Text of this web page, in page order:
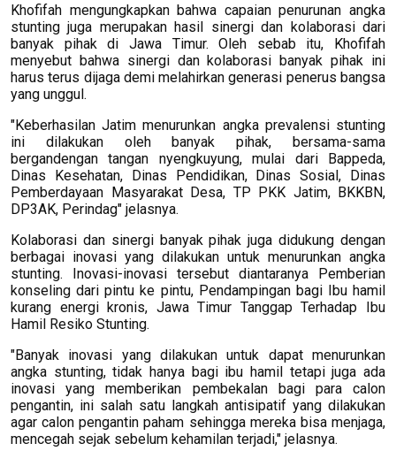
Khofifah mengungkapkan bahwa capaian penurunan angka
stunting juga merupakan hasil sinergi dan kolaborasi dari
banyak pihak di Jawa Timur. Oleh sebab itu, Khofifah
menyebut bahwa sinergi dan kolaborasi banyak pihak ini
harus terus dijaga demi melahirkan generasi penerus bangsa
yang unggul.
"Keberhasilan Jatim menurunkan angka prevalensi stunting
ini dilakukan oleh banyak pihak, bersama-sama
bergandengan tangan nyengkuyung, mulai dari Bappeda,
Dinas Kesehatan, Dinas Pendidikan, Dinas Sosial, Dinas
Pemberdayaan Masyarakat Desa, TP PKK Jatim, BKKBN,
DP3AK, Perindag" jelasnya.
Kolaborasi dan sinergi banyak pihak juga didukung dengan
berbagai inovasi yang dilakukan untuk menurunkan angka
stunting. Inovasi-inovasi tersebut diantaranya Pemberian
konseling dari pintu ke pintu, Pendampingan bagi Ibu hamil
kurang energi kronis, Jawa Timur Tanggap Terhadap Ibu
Hamil Resiko Stunting.
"Banyak inovasi yang dilakukan untuk dapat menurunkan
angka stunting, tidak hanya bagi ibu hamil tetapi juga ada
inovasi yang memberikan pembekalan bagi para calon
pengantin, ini salah satu langkah antisipatif yang dilakukan
agar calon pengantin paham sehingga mereka bisa menjaga,
mencegah sejak sebelum kehamilan terjadi," jelasnya.